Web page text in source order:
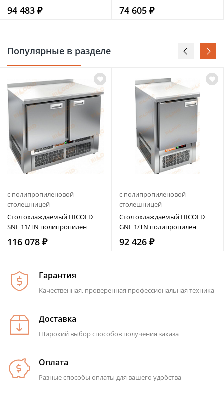
94 483 ₽ 74 605 ₽
Популярные в разделе
с полипропиленовой
столешницей
Стол охлаждаемый HICOLD
SNE 11/TN полипропилен
116 078 ₽
с полипропиленовой
столешницей
Стол охлаждаемый HICOLD
GNE 1/TN полипропилен
92 426 ₽
Гарантия
Качественная, проверенная профессиональная техника
Доставка
Широкий выбор способов получения заказа
Оплата
Разные способы оплаты для вашего удобства